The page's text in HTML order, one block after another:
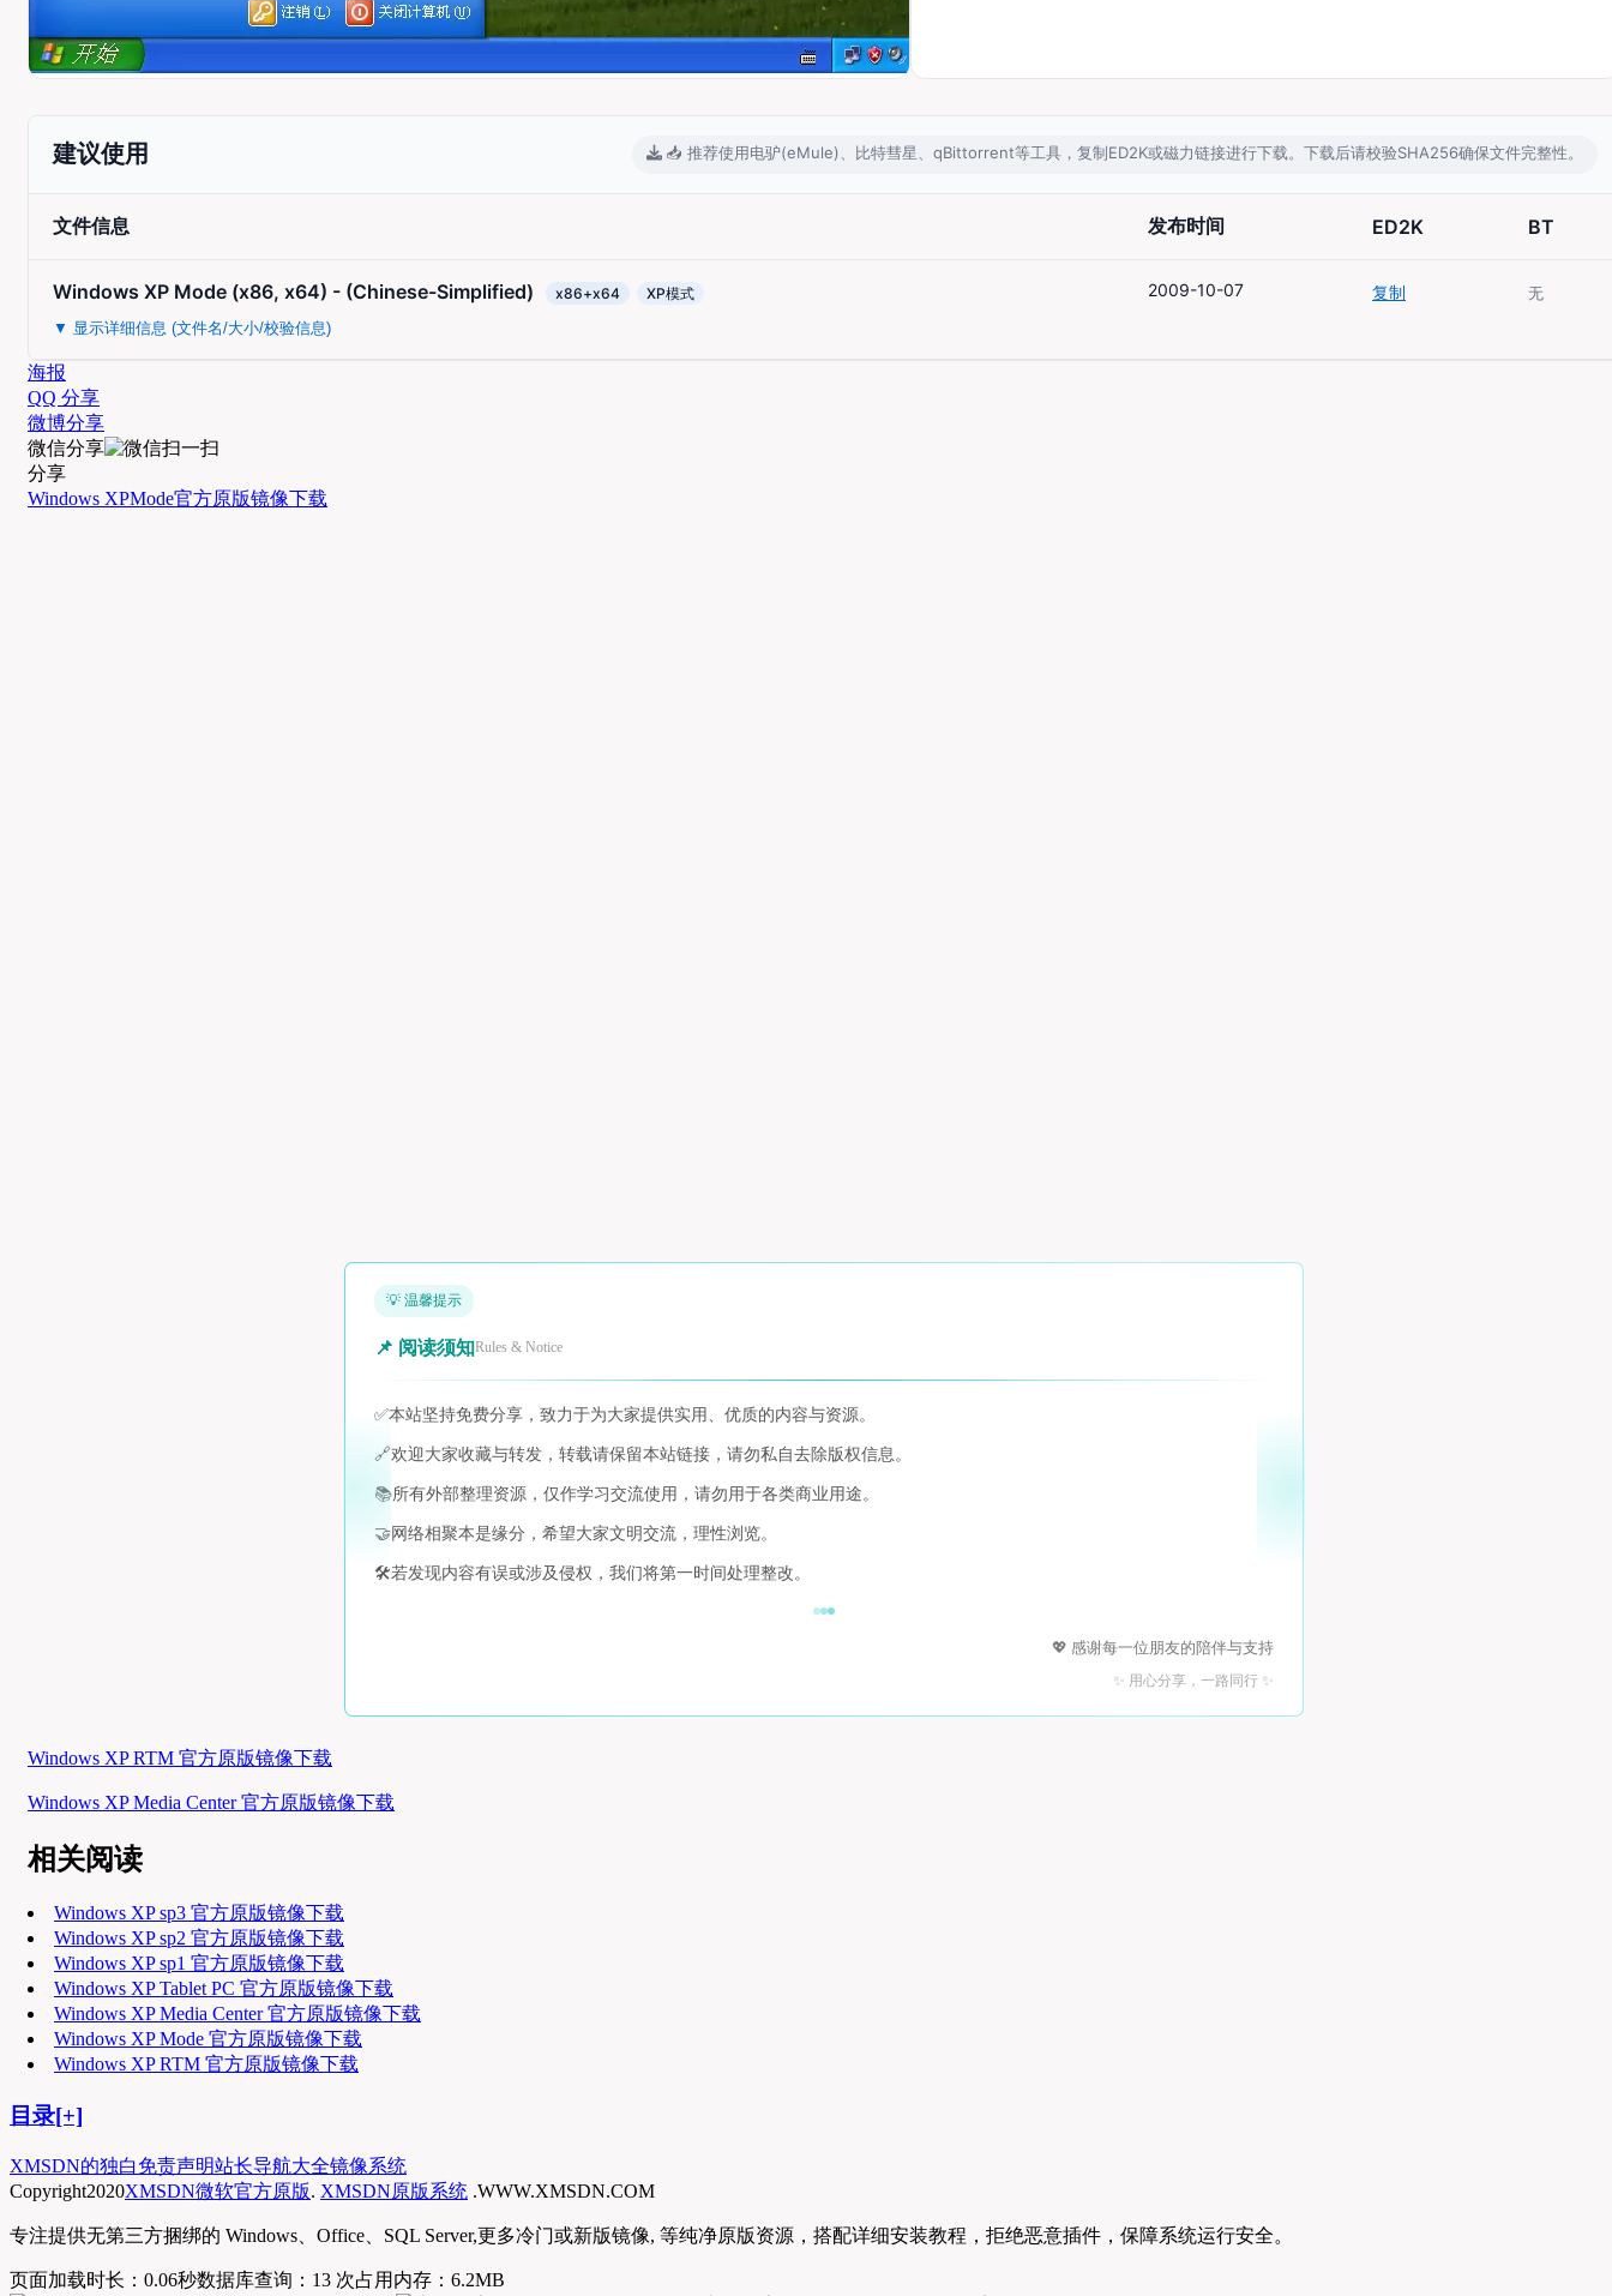
建议使用 📥 推荐使用电驴(eMule)、比特彗星、qBittorrent等工具，复制ED2K或磁力链接进行下载。下载后请校验SHA256确保文件完整性。
文件信息 发布时间 ED2K BT
Windows XP Mode (x86, x64) - (Chinese-Simplified) x86+x64
XP模式
▼ 显示详细信息 (文件名/大小/校验信息)
2009-10-07 复制 无
海报
QQ 分享
微博分享
微信分享
分享
Windows XPMode官方原版镜像下载
💡 温馨提示
📌 阅读须知Rules & Notice
✅本站坚持免费分享，致力于为大家提供实用、优质的内容与资源。
🔗欢迎大家收藏与转发，转载请保留本站链接，请勿私自去除版权信息。
📚所有外部整理资源，仅作学习交流使用，请勿用于各类商业用途。
🤝 网络相聚本是缘分，希望大家文明交流，理性浏览。
🛠️若发现内容有误或涉及侵权，我们将第一时间处理整改。
💖 感谢每一位朋友的陪伴与支持
✨ 用心分享，一路同行 ✨
Windows XP RTM 官方原版镜像下载
Windows XP Media Center 官方原版镜像下载
相关阅读
Windows XP sp3 官方原版镜像下载
Windows XP sp2 官方原版镜像下载
Windows XP sp1 官方原版镜像下载
Windows XP Tablet PC 官方原版镜像下载
Windows XP Media Center 官方原版镜像下载
Windows XP Mode 官方原版镜像下载
Windows XP RTM 官方原版镜像下载
目录[+]
XMSDN的独白免责声明站长导航大全镜像系统
Copyright2020XMSDN微软官方原版. XMSDN原版系统 .WWW.XMSDN.COM
专注提供无第三方捆绑的 Windows、Office、SQL Server,更多冷门或新版镜像, 等纯净原版资源，搭配详细安装教程，拒绝恶意插件，保障系统运行安全。
页面加载时长：0.06秒数据库查询：13 次占用内存：6.2MB